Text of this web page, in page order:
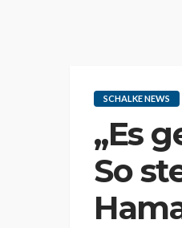
SCHALKE NEWS
„Es
So